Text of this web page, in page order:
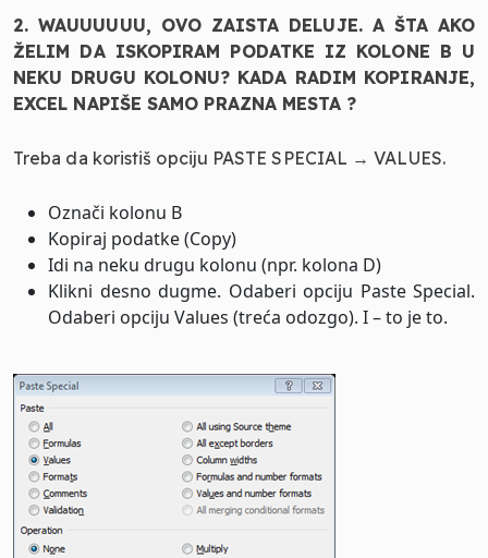
2. WAUUUUUU, OVO ZAISTA DELUJE. A ŠTA AKO
ŽELIM DA ISKOPIRAM PODATKE IZ KOLONE B U
NEKU DRUGU KOLONU? KADA RADIM KOPIRANJE,
EXCEL NAPIŠE SAMO PRAZNA MESTA ?
Treba da koristiš opciju PASTE SPECIAL → VALUES.
Označi kolonu B
Kopiraj podatke (Copy)
Idi na neku drugu kolonu (npr. kolona D)
Klikni desno dugme. Odaberi opciju Paste Special.
Odaberi opciju Values (treća odozgo). I – to je to.